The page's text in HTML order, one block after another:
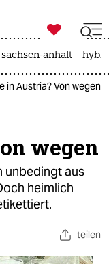

taz zahl ich
anhalt
in Austria? Von wegen
wegen
unbedingt aus
heimlich
teilen